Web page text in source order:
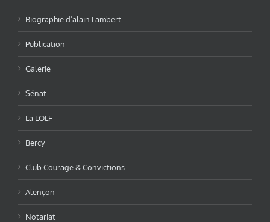
Biographie d’alain Lambert
Publication
Galerie
Sénat
La LOLF
Bercy
Club Courage & Convictions
Alençon
Notariat